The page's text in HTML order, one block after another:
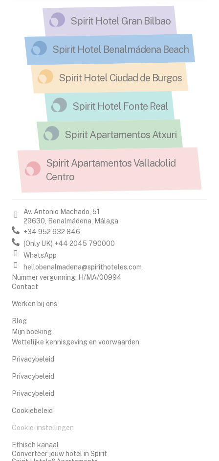
Spirit Hotel Gran Bilbao
Spirit Hotel Benalmádena Beach
Spirit Hotel Ciudad de Burgos
Spirit Hotel Fonte Real
Spirit Apartamentos Atxuri
Spirit Apartamentos Valladolid
Centro
Av. Antonio Machado, 51
29630, Benalmádena, Málaga
+34 952 632 846
(Only UK) +44 2045 790000
WhatsApp
hellobenalmadena@spirithoteles.com
Nummer vergunning: H/MA/00994
Contact
Werken bij ons
Blog
Mijn boeking
Wettelijke kennisgeving en voorwaarden
Privacybeleid
Privacybeleid
Privacybeleid
Cookiebeleid
Cookie-instellingen
Ethisch kanaal
Converteer jouw hotel in Spirit